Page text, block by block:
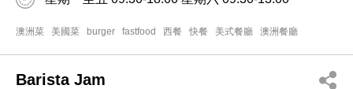
澳洲菜 美國菜 burger fastfood 西餐 快餐 美式餐廳 澳洲餐廳
Barista Jam